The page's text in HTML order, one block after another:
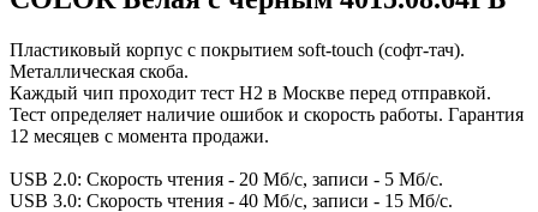
Пластиковый корпус с покрытием soft-touch (софт-тач).
Металлическая скоба.
Каждый чип проходит тест H2 в Москве перед отправкой.
Тест определяет наличие ошибок и скорость работы. Гарантия
12 месяцев с момента продажи.
USB 2.0: Скорость чтения - 20 Мб/с, записи - 5 Мб/с.
USB 3.0: Скорость чтения - 40 Мб/с, записи - 15 Мб/с.